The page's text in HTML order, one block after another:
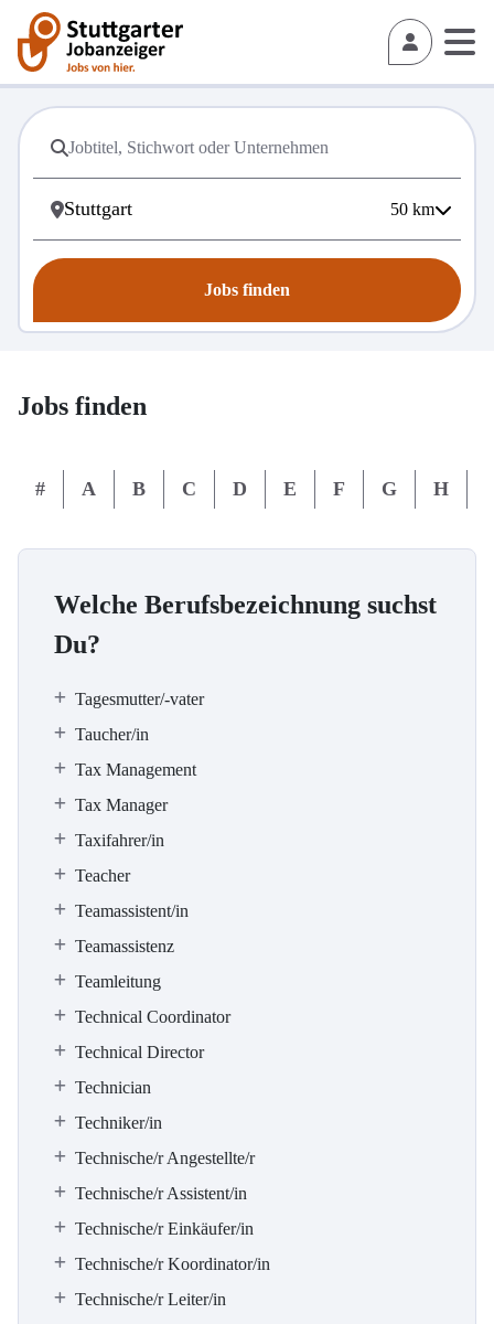
50 km
Jobs finden
Jobs finden
# A B C D E F G H
Welche Berufsbezeichnung suchst
Du?
Tagesmutter/-vater
Taucher/in
Tax Management
Tax Manager
Taxifahrer/in
Teacher
Teamassistent/in
Teamassistenz
Teamleitung
Technical Coordinator
Technical Director
Technician
Techniker/in
Technische/r Angestellte/r
Technische/r Assistent/in
Technische/r Einkäufer/in
Technische/r Koordinator/in
Technische/r Leiter/in